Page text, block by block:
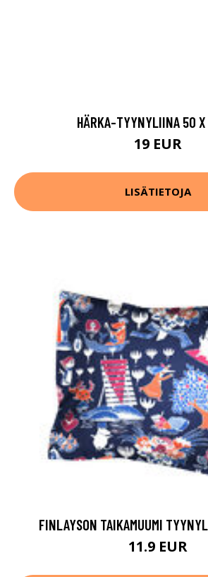
HÄRKA-TYYNYLIINA 50
19 EUR
LISÄTIETOJA
FINLAYSON TAIKAMUUMI
11.9 EUR